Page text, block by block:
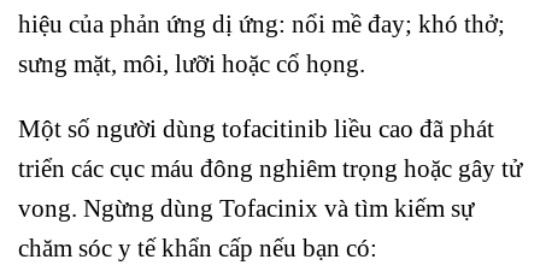
hiệu của phản ứng dị ứng: nổi mề đay; khó thở;
sưng mặt, môi, lưỡi hoặc cổ họng.
Một số người dùng tofacitinib liều cao đã phát
triển các cục máu đông nghiêm trọng hoặc gây tử
vong. Ngừng dùng Tofacinix và tìm kiếm sự
chăm sóc y tế khẩn cấp nếu bạn có: